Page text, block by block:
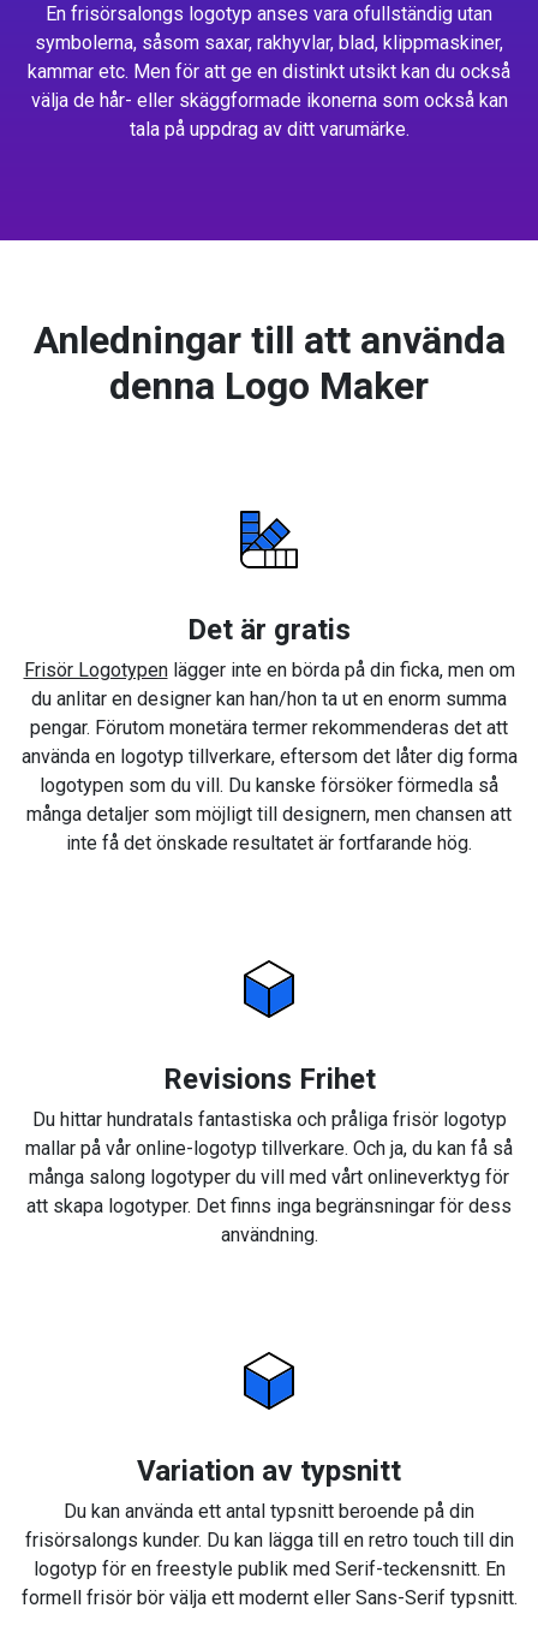
En frisörsalongs logotyp anses vara ofullständig utan
symbolerna, såsom saxar, rakhyvlar, blad, klippmaskiner,
kammar etc. Men för att ge en distinkt utsikt kan du också
välja de hår- eller skäggformade ikonerna som också kan
tala på uppdrag av ditt varumärke.
Anledningar till att använda
denna Logo Maker
Det är gratis
Frisör Logotypenlägger inte en börda på din ficka, men om
du anlitar en designer kan han/hon ta ut en enorm summa
pengar. Förutom monetära termer rekommenderas det att
använda en logotyp tillverkare, eftersom det låter dig forma
logotypen som du vill. Du kanske försöker förmedla så
många detaljer som möjligt till designern, men chansen att
inte få det önskade resultatet är fortfarande hög.
Revisions Frihet
Du hittar hundratals fantastiska och pråliga frisör logotyp
mallar på vår online-logotyp tillverkare. Och ja, du kan få så
många salong logotyper du vill med vårt onlineverktyg för
att skapa logotyper. Det finns inga begränsningar för dess
användning.
Variation av typsnitt
Du kan använda ett antal typsnitt beroende på din
frisörsalongs kunder. Du kan lägga till en retro touch till din
logotyp för en freestyle publik med Serif-teckensnitt. En
formell frisör bör välja ett modernt eller Sans-Serif typsnitt.